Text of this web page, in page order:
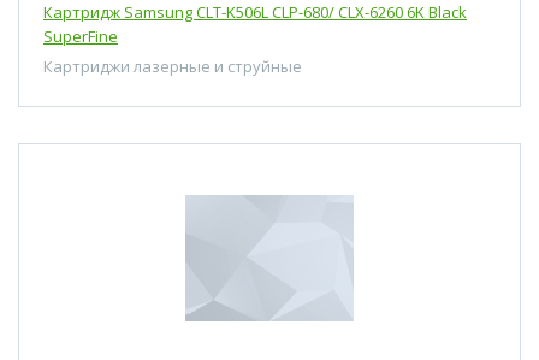
Картридж Samsung CLT-K506L CLP-680/ CLX-6260 6K Black
SuperFine
Картриджи лазерные и струйные